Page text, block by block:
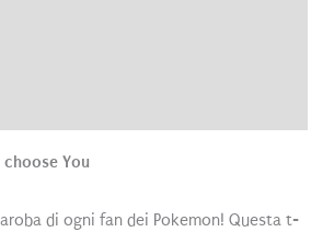
You
di ogni fan dei Pokemon! Questa t-